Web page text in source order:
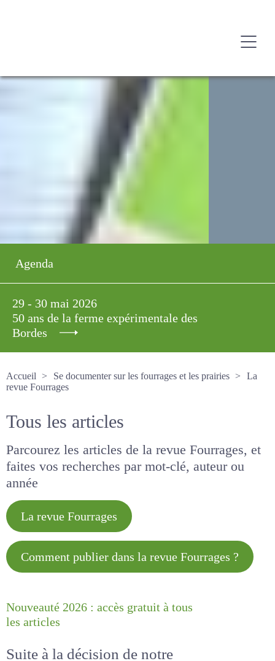
Agenda
29 - 30 mai 2026
50 ans de la ferme expérimentale des
Bordes
Accueil
Se documenter sur les fourrages et les prairies
La revue Fourrages
Tous les articles
Parcourez les articles de la revue Fourrages, et
faites vos recherches par mot-clé, auteur ou
année
La revue Fourrages
Comment publier dans la revue
Nouveauté 2026 : accès gratuit à